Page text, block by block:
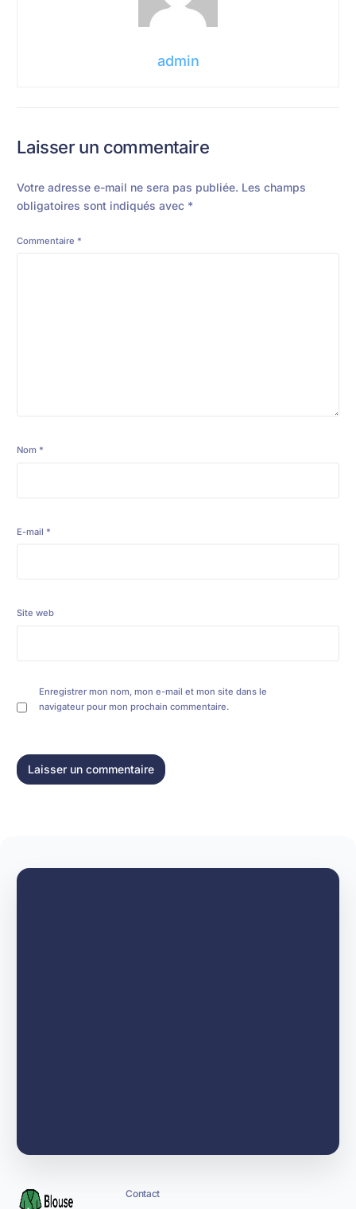
admin
Laisser un commentaire
Votre adresse e-mail ne sera pas publiée. Les champs
obligatoires sont indiqués avec *
Commentaire *
Nom *
E-mail *
Site web
Enregistrer mon nom, mon e-mail et mon site dans le
navigateur pour mon prochain commentaire.
Contact